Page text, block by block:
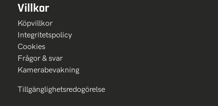
Villkor
Köpvillkor
Integritetspolicy
Cookies
Frågor & svar
Kamerabevakning
Tillgänglighetsredogörelse